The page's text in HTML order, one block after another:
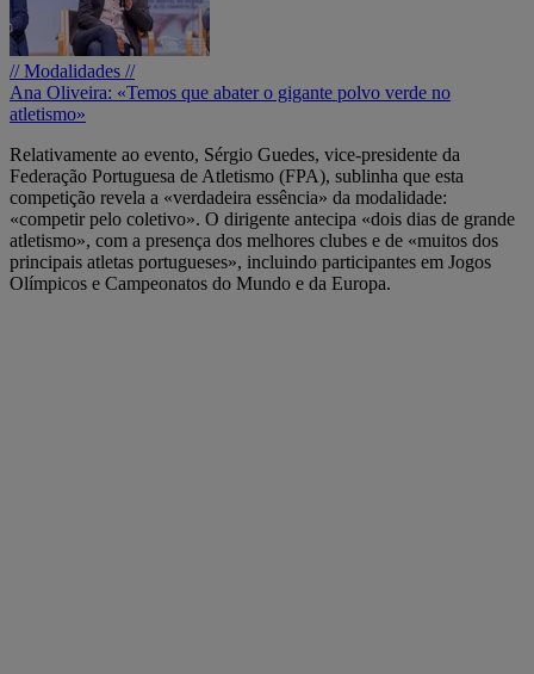
// Modalidades //
Ana Oliveira: «Temos que abater o gigante polvo verde no
atletismo»
Relativamente ao evento, Sérgio Guedes, vice-presidente da
Federação Portuguesa de Atletismo (FPA), sublinha que esta
competição revela a «verdadeira essência» da modalidade:
«competir pelo coletivo». O dirigente antecipa «dois dias de grande
atletismo», com a presença dos melhores clubes e de «muitos dos
principais atletas portugueses», incluindo participantes em Jogos
Olímpicos e Campeonatos do Mundo e da Europa.